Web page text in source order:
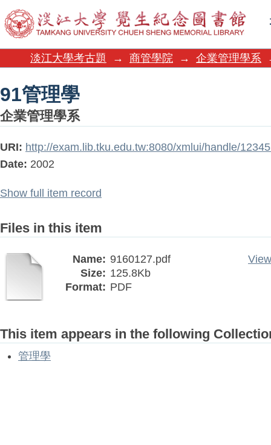
91管理學
淡江大學考古題 → 商管學院 → 企業管理學系
91管理學
企業管理學系
URI: http://exam.lib.tku.edu.tw:8080/xmlui/handle/
Date: 2002
Show full item record
Files in this item
Name: 9160127.pdf
Size: 125.8Kb
Format: PDF
This item appears in the following
管理學